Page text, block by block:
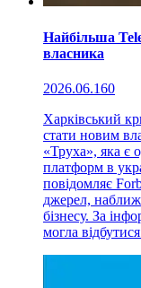
Найбільша
власника
2026.06.160
Харківський
стати новим
«Труха», яка є
платформ в
повідомляє
джерел,
бізнесу. За
могла